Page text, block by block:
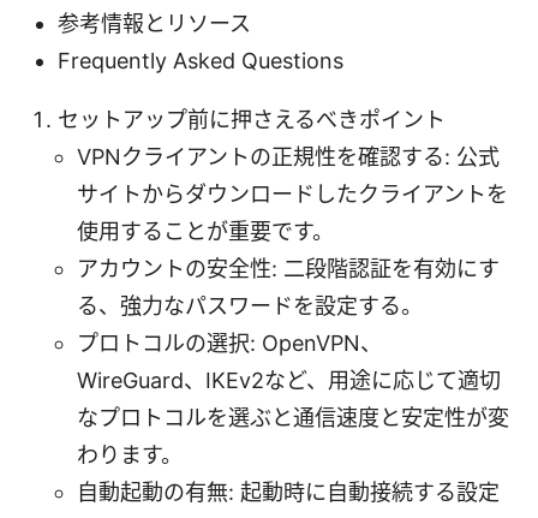
参考情報とリソース
Frequently Asked Questions
セットアップ前に押さえるべきポイント
VPNクライアントの正規性を確認する: 公式
サイトからダウンロードしたクライアントを
使用することが重要です。
アカウントの安全性: 二段階認証を有効にす
る、強力なパスワードを設定する。
プロトコルの選択: OpenVPN、
WireGuard、IKEv2など、用途に応じて適切
なプロトコルを選ぶと通信速度と安定性が変
わります。
自動起動の有無: 起動時に自動接続する設定